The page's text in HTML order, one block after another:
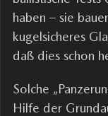
haben – sie
kugelsicheres
daß dies schon
Solche
Hilfe der